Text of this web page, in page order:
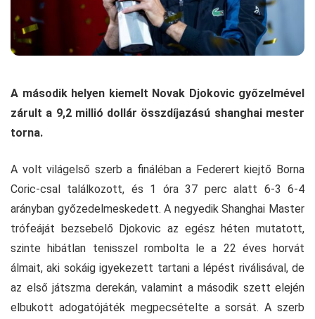
A második helyen kiemelt Novak Djokovic győzelmével
zárult a 9,2 millió dollár összdíjazású shanghai mester
torna.
A volt világelső szerb a fináléban a Federert kiejtő Borna
Coric-csal találkozott, és 1 óra 37 perc alatt 6-3 6-4
arányban győzedelmeskedett. A negyedik Shanghai Master
trófeáját bezsebelő Djokovic az egész héten mutatott,
szinte hibátlan tenisszel rombolta le a 22 éves horvát
álmait, aki sokáig igyekezett tartani a lépést riválisával, de
az első játszma derekán, valamint a második szett elején
elbukott adogatójáték megpecsételte a sorsát. A szerb